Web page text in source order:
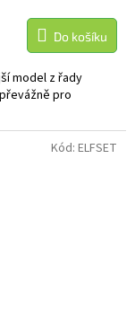
M
A
Do košíku
model z řady
pro
Kód: ELFSET